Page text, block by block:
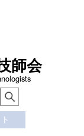
師会